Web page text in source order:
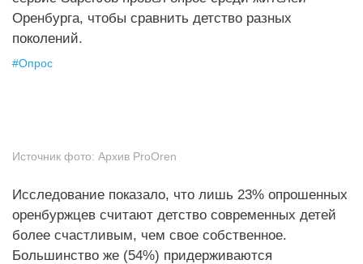
Оренбурга, чтобы сравнить детство разных
поколений.
#Опрос
Источник фото: Архив ProOren
Исследование показало, что лишь 23% опрошенных
оренбуржцев считают детство современных детей
более счастливым, чем свое собственное.
Большинство же (54%) придерживаются